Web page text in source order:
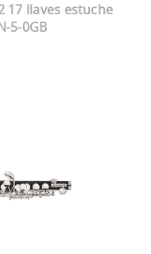
17 llaves estuche
5-0GB